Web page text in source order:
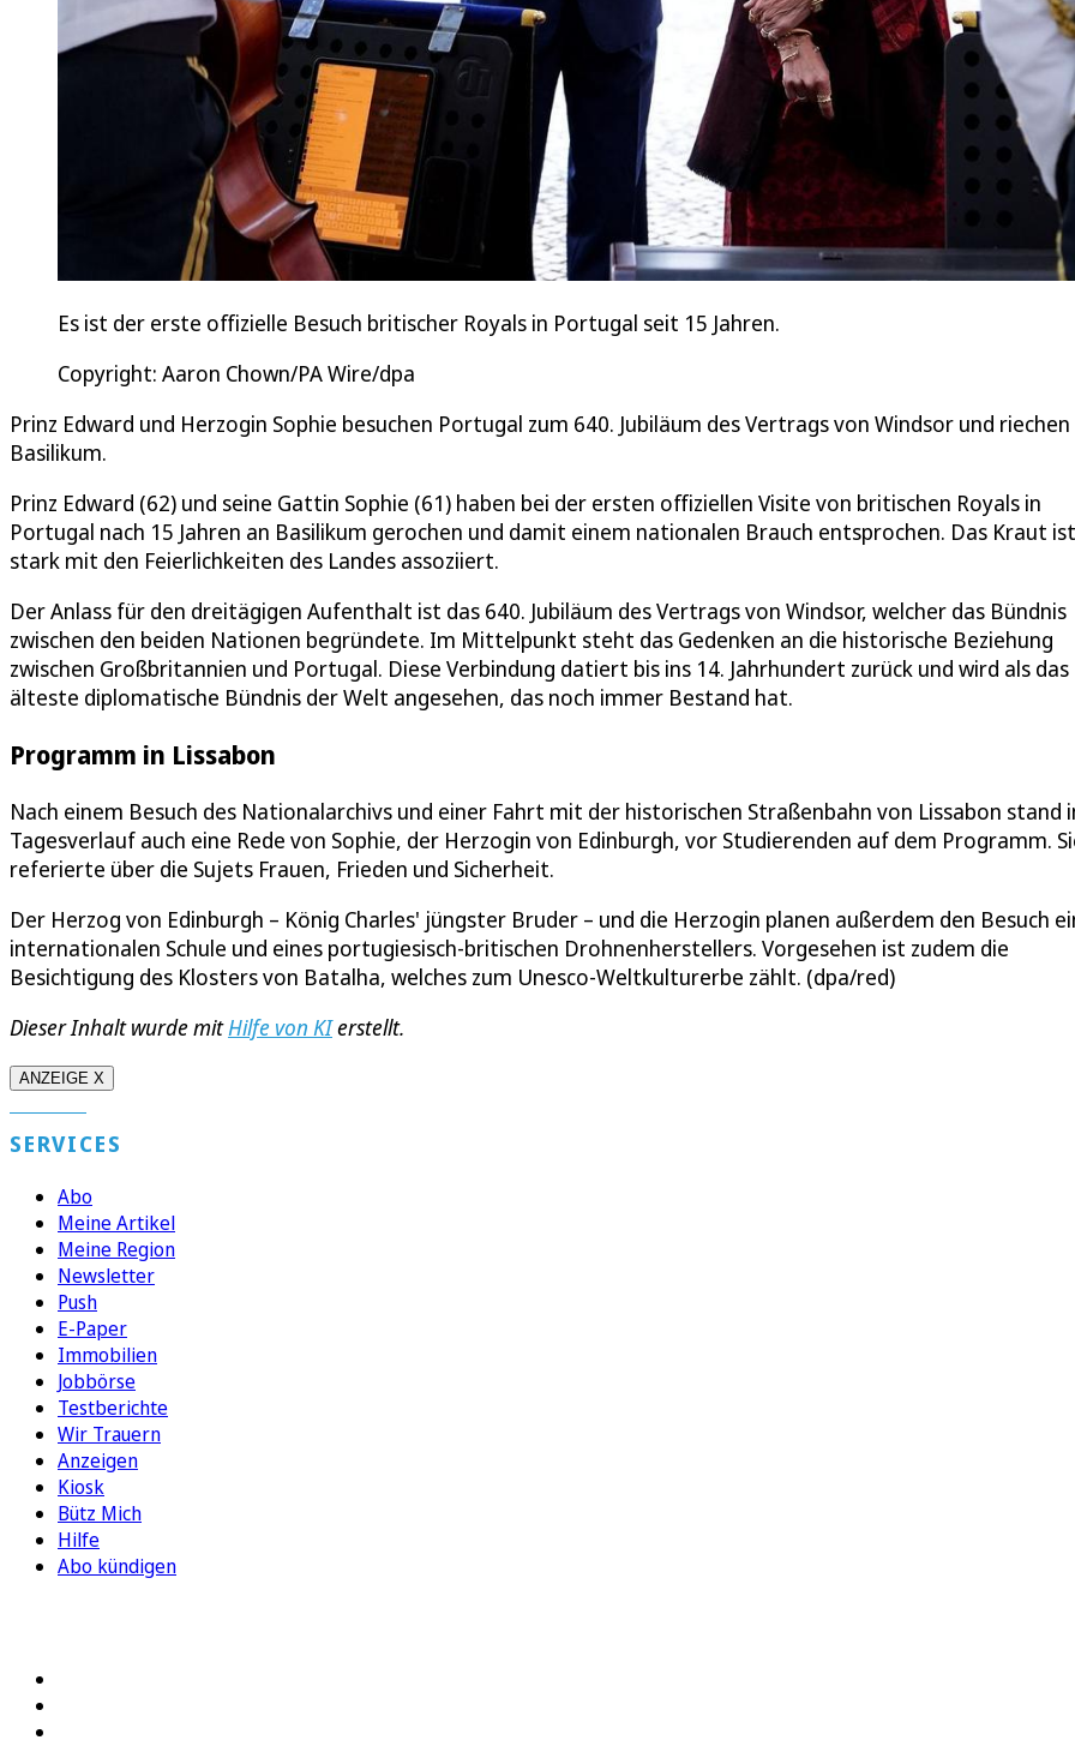
Es ist der erste offizielle Besuch britischer Royals in Portugal seit 15 Jahren.
Copyright: Aaron Chown/PA Wire/dpa
Prinz Edward und Herzogin Sophie besuchen Portugal zum 640. Jubiläum des Vertrags von Windsor und riechen
Basilikum.
Prinz Edward (62) und seine Gattin Sophie (61) haben bei der ersten offiziellen Visite von britischen Royals in
Portugal nach 15 Jahren an Basilikum gerochen und damit einem nationalen Brauch entsprochen. Das Kraut ist
stark mit den Feierlichkeiten des Landes assoziiert.
Der Anlass für den dreitägigen Aufenthalt ist das 640. Jubiläum des Vertrags von Windsor, welcher das Bündnis
zwischen den beiden Nationen begründete. Im Mittelpunkt steht das Gedenken an die historische Beziehung
zwischen Großbritannien und Portugal. Diese Verbindung datiert bis ins 14. Jahrhundert zurück und wird als das
älteste diplomatische Bündnis der Welt angesehen, das noch immer Bestand hat.
Programm in Lissabon
Nach einem Besuch des Nationalarchivs und einer Fahrt mit der historischen Straßenbahn von Lissabon stand
Tagesverlauf auch eine Rede von Sophie, der Herzogin von Edinburgh, vor Studierenden auf dem Programm.
referierte über die Sujets Frauen, Frieden und Sicherheit.
Der Herzog von Edinburgh – König Charles' jüngster Bruder – und die Herzogin planen außerdem den Besuch
internationalen Schule und eines portugiesisch-britischen Drohnenherstellers. Vorgesehen ist zudem die
Besichtigung des Klosters von Batalha, welches zum Unesco-Weltkulturerbe zählt. (dpa/red)
Dieser Inhalt wurde mitHilfe von KIerstellt.
ANZEIGE X
SERVICES
Abo
Meine Artikel
Meine Region
Newsletter
Push
E-Paper
Immobilien
Jobbörse
Testberichte
Wir Trauern
Anzeigen
Kiosk
Bütz Mich
Hilfe
Abo kündigen